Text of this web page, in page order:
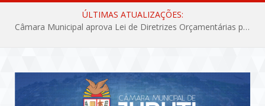
ÚLTIMAS ATUALIZAÇÕES:
Câmara Municipal aprova Lei de Diretrizes Orçamentárias para o exercício financeiro de 2027